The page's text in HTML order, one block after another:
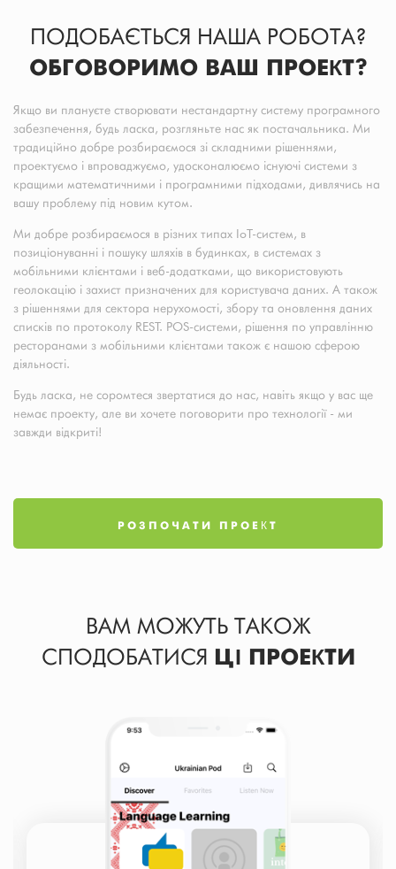
ПОДОБАЄТЬСЯ НАША РОБОТА?
ОБГОВОРИМО ВАШ ПРОЕКТ?
Якщо ви плануєте створювати нестандартну систему програмного
забезпечення, будь ласка, розгляньте нас як постачальника. Ми
традиційно добре розбираємося зі складними рішеннями,
проектуємо і впроваджуємо, удосконалюємо існуючі системи з
кращими математичними і програмними підходами, дивлячись на
вашу проблему під новим кутом.
Ми добре розбираємося в різних типах IoT-систем, в
позиціонуванні і пошуку шляхів в будинках, в системах з
мобільними клієнтами і веб-додатками, що використовують
геолокацію і захист призначених для користувача даних. А також
з рішеннями для сектора нерухомості, збору та оновлення даних
списків по протоколу REST. POS-системи, рішення по управлінню
ресторанами з мобільними клієнтами також є нашою сферою
діяльності.
Будь ласка, не соромтеся звертатися до нас, навіть якщо у вас ще
немає проекту, але ви хочете поговорити про технології - ми
завжди відкриті!
РОЗПОЧАТИ ПРОЕКТ
ВАМ МОЖУТЬ ТАКОЖ
СПОДОБАТИСЯ ЦІ ПРОЕКТИ